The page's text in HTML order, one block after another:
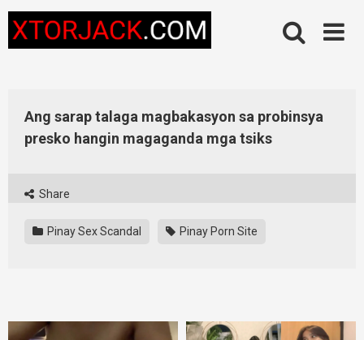
content
Ang sarap talaga magbakasyon sa probinsya
presko hangin magaganda mga tsiks
Share
Pinay Sex Scandal Pinay Porn Site